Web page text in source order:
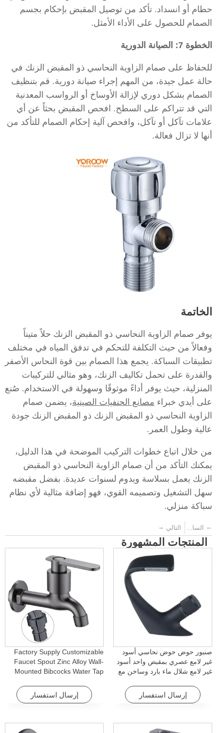
حطام أو انسداد. تأكد من توصيل المقبض بإحكام بجسم
الصمام للحصول على الأداء الأمثل.
الخطوة 7: الصيانة الدورية
للحفاظ على صمام الزاوية النحاسي ذو المقبض الزنك في
حالة عمل جيدة، من المهم إجراء صيانة دورية. قم بتنظيف
الصمام بشكل دوري لإزالة الأوساخ أو الرواسب المعدنية
التي قد تتراكم على السطح. افحص المقبض بحثاً عن أي
علامات تآكل أو تآكل، وافحص آلية إحكام الصمام للتأكد من
أنها لا تزال فعالة.
الخاتمة
يوفر صمام الزاوية النحاسي ذو المقبض الزنك حلاً متيناً
وفعالاً من حيث التكلفة للتحكم في تدفق المياه في مختلف
تطبيقات السباكة. يجمع هذا الصمام بين قوة النحاس الأصفر
والقدرة على تحمل تكاليف الزنك، وهو مثالي للتركيبات
المنزلية، حيث يوفر أداءً موثوقًا وسهولة في الاستخدام. صُنع
على أيدي خبراء مصانع الحنفيات الصينية، يضمن صمام
الزاوية النحاسي ذو المقبض الزنك ذو المقبض الزنك جودة
عالية وطول العمر.
من خلال اتباع خطوات التركيب الموضحة في هذا الدليل،
يمكنك التأكد من أن صمام الزاوية النحاسي ذو المقبض
الزنك يعمل بسلاسة ويدوم لسنوات عديدة. بفضل مقبضه
سهل التشغيل وتصميمه القوي، فهو إضافة مثالية لأي نظام
سباكة منزلي.
← السابق التالي →
المنتجات المشهورة
صنبور حوض حوض نحاسي أسود
غير لامع عصري بمقبض واحد أسود
غير لامع شلال ماء بارد وساخن مع
إرسال استفسار
Factory Supply Customizable
Faucet Spout Zinc Alloy Wall-
Mounted Bibcocks Water Tap
إرسال استفسار